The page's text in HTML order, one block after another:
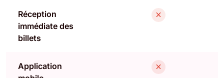
Réception
immédiate des
billets
Application